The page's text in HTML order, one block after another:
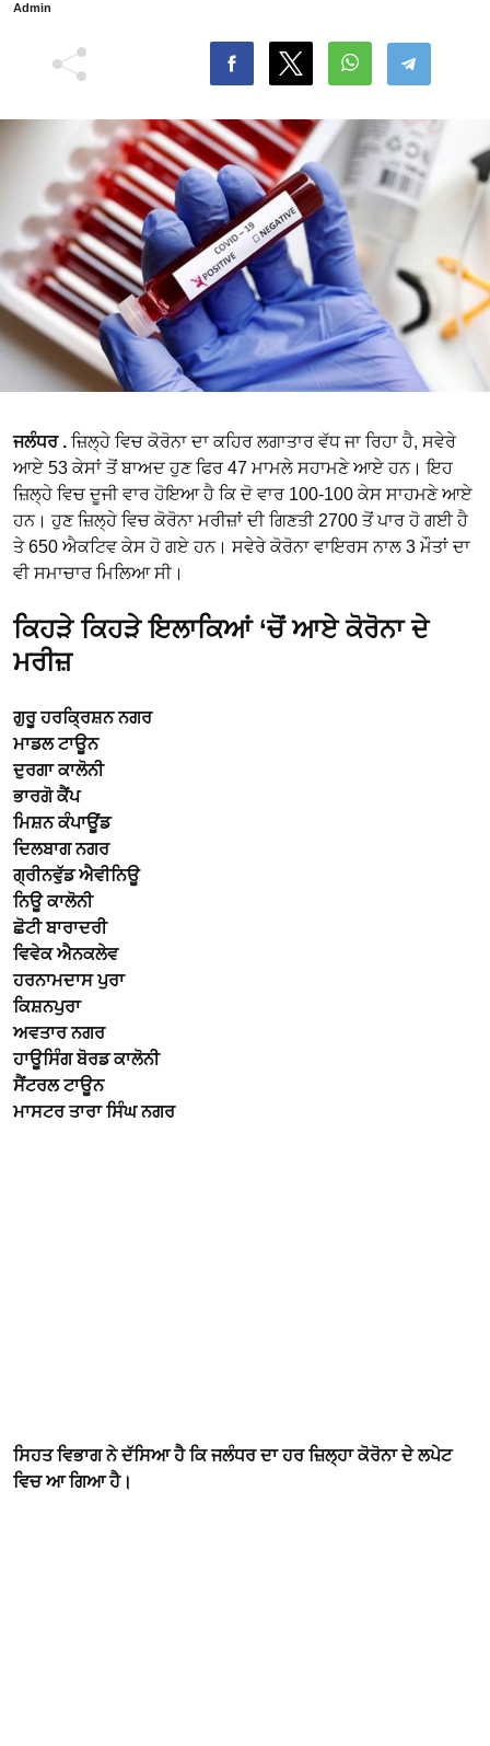
Admin
ਜਲੰਧਰ . ਜ਼ਿਲ੍ਹੇ ਵਿਚ ਕੋਰੋਨਾ ਦਾ ਕਹਿਰ ਲਗਾਤਾਰ ਵੱਧ ਜਾ ਰਿਹਾ ਹੈ, ਸਵੇਰੇ
ਆਏ 53 ਕੇਸਾਂ ਤੋਂ ਬਾਅਦ ਹੁਣ ਫਿਰ 47 ਮਾਮਲੇ ਸਹਾਮਣੇ ਆਏ ਹਨ। ਇਹ
ਜ਼ਿਲ੍ਹੇ ਵਿਚ ਦੂਜੀ ਵਾਰ ਹੋਇਆ ਹੈ ਕਿ ਦੋ ਵਾਰ 100-100 ਕੇਸ ਸਾਹਮਣੇ ਆਏ
ਹਨ। ਹੁਣ ਜ਼ਿਲ੍ਹੇ ਵਿਚ ਕੋਰੋਨਾ ਮਰੀਜ਼ਾਂ ਦੀ ਗਿਣਤੀ 2700 ਤੋਂ ਪਾਰ ਹੋ ਗਈ ਹੈ
ਤੇ 650 ਐਕਟਿਵ ਕੇਸ ਹੋ ਗਏ ਹਨ। ਸਵੇਰੇ ਕੋਰੋਨਾ ਵਾਇਰਸ ਨਾਲ 3 ਮੌਤਾਂ ਦਾ
ਵੀ ਸਮਾਚਾਰ ਮਿਲਿਆ ਸੀ।
ਕਿਹੜੇ ਕਿਹੜੇ ਇਲਾਕਿਆਂ ‘ਚੋਂ ਆਏ ਕੋਰੋਨਾ ਦੇ
ਮਰੀਜ਼
ਗੁਰੂ ਹਰਕ੍ਰਿਸ਼ਨ ਨਗਰ
ਮਾਡਲ ਟਾਊਨ
ਦੁਰਗਾ ਕਾਲੋਨੀ
ਭਾਰਗੋ ਕੈਂਪ
ਮਿਸ਼ਨ ਕੰਪਾਊਂਡ
ਦਿਲਬਾਗ ਨਗਰ
ਗ੍ਰੀਨਵੁੱਡ ਐਵੀਨਿਊ
ਨਿਊ ਕਾਲੋਨੀ
ਛੋਟੀ ਬਾਰਾਦਰੀ
ਵਿਵੇਕ ਐਨਕਲੇਵ
ਹਰਨਾਮਦਾਸ ਪੁਰਾ
ਕਿਸ਼ਨਪੁਰਾ
ਅਵਤਾਰ ਨਗਰ
ਹਾਊਸਿੰਗ ਬੋਰਡ ਕਾਲੋਨੀ
ਸੈਂਟਰਲ ਟਾਊਨ
ਮਾਸਟਰ ਤਾਰਾ ਸਿੰਘ ਨਗਰ
ਸਿਹਤ ਵਿਭਾਗ ਨੇ ਦੱਸਿਆ ਹੈ ਕਿ ਜਲੰਧਰ ਦਾ ਹਰ ਜ਼ਿਲ੍ਹਾ ਕੋਰੋਨਾ ਦੇ ਲਪੇਟ
ਵਿਚ ਆ ਗਿਆ ਹੈ।